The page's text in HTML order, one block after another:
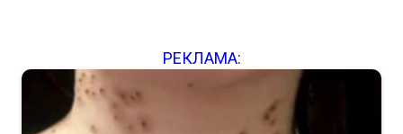
РЕКЛАМА: